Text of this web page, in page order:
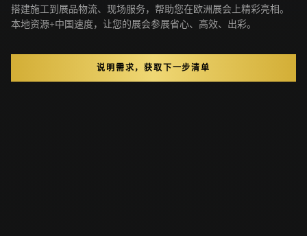
搭建施工到展品物流、现场服务，帮助您在欧洲展会上精彩亮相。
本地资源+中国速度，让您的展会参展省心、高效、出彩。
说明需求，获取下一步清单